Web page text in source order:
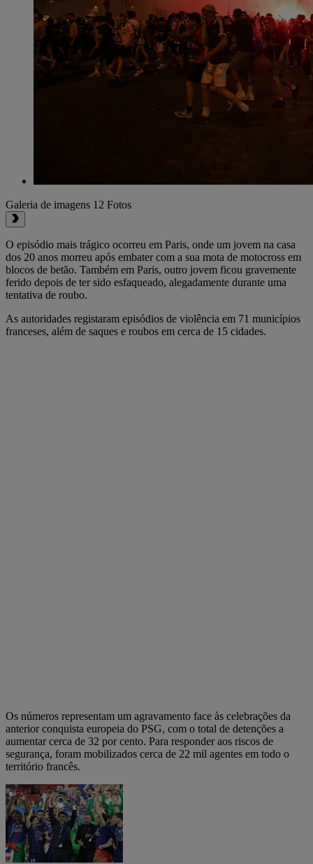
Galeria de imagens 12 Fotos
O episódio mais trágico ocorreu em Paris, onde um jovem na casa
dos 20 anos morreu após embater com a sua mota de motocross em
blocos de betão. Também em Paris, outro jovem ficou gravemente
ferido depois de ter sido esfaqueado, alegadamente durante uma
tentativa de roubo.
As autoridades registaram episódios de violência em 71 municípios
franceses, além de saques e roubos em cerca de 15 cidades.
Os números representam um agravamento face às celebrações da
anterior conquista europeia do PSG, com o total de detenções a
aumentar cerca de 32 por cento. Para responder aos riscos de
segurança, foram mobilizados cerca de 22 mil agentes em todo o
território francês.